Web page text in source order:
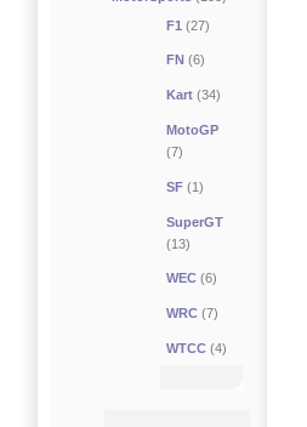
F1 (27)
FN (6)
Kart (34)
MotoGP
(7)
SF (1)
SuperGT
(13)
WEC (6)
WRC (7)
WTCC (4)